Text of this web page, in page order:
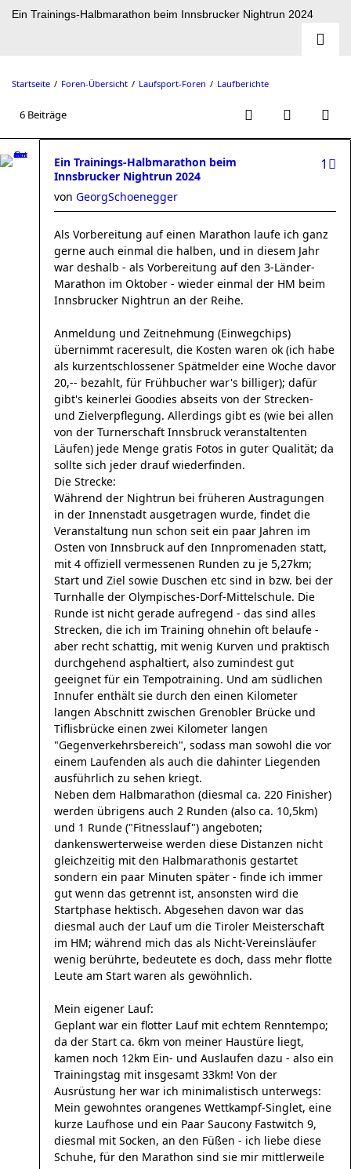
Ein Trainings-Halbmarathon beim Innsbrucker Nightrun 2024
Startseite Foren-Übersicht Laufsport-Foren Laufberichte
6 Beiträge
Ein Trainings-Halbmarathon beim
Innsbrucker Nightrun 2024
1
von GeorgSchoenegger
Als Vorbereitung auf einen Marathon laufe ich ganz
gerne auch einmal die halben, und in diesem Jahr
war deshalb - als Vorbereitung auf den 3-Länder-
Marathon im Oktober - wieder einmal der HM beim
Innsbrucker Nightrun an der Reihe.
Anmeldung und Zeitnehmung (Einwegchips)
übernimmt raceresult, die Kosten waren ok (ich habe
als kurzentschlossener Spätmelder eine Woche davor
20,-- bezahlt, für Frühbucher war's billiger); dafür
gibt's keinerlei Goodies abseits von der Strecken-
und Zielverpflegung. Allerdings gibt es (wie bei allen
von der Turnerschaft Innsbruck veranstaltenten
Läufen) jede Menge gratis Fotos in guter Qualität; da
sollte sich jeder drauf wiederfinden.
Die Strecke:
Während der Nightrun bei früheren Austragungen
in der Innenstadt ausgetragen wurde, findet die
Veranstaltung nun schon seit ein paar Jahren im
Osten von Innsbruck auf den Innpromenaden statt,
mit 4 offiziell vermessenen Runden zu je 5,27km;
Start und Ziel sowie Duschen etc sind in bzw. bei der
Turnhalle der Olympisches-Dorf-Mittelschule. Die
Runde ist nicht gerade aufregend - das sind alles
Strecken, die ich im Training ohnehin oft belaufe -
aber recht schattig, mit wenig Kurven und praktisch
durchgehend asphaltiert, also zumindest gut
geeignet für ein Tempotraining. Und am südlichen
Innufer enthält sie durch den einen Kilometer
langen Abschnitt zwischen Grenobler Brücke und
Tiflisbrücke einen zwei Kilometer langen
"Gegenverkehrsbereich", sodass man sowohl die vor
einem Laufenden als auch die dahinter Liegenden
ausführlich zu sehen kriegt.
Neben dem Halbmarathon (diesmal ca. 220 Finisher)
werden übrigens auch 2 Runden (also ca. 10,5km)
und 1 Runde ("Fitnesslauf") angeboten;
dankenswerterweise werden diese Distanzen nicht
gleichzeitig mit den Halbmarathonis gestartet
sondern ein paar Minuten später - finde ich immer
gut wenn das getrennt ist, ansonsten wird die
Startphase hektisch. Abgesehen davon war das
diesmal auch der Lauf um die Tiroler Meisterschaft
im HM; während mich das als Nicht-Vereinsläufer
wenig berührte, bedeutete es doch, dass mehr flotte
Leute am Start waren als gewöhnlich.
Mein eigener Lauf:
Geplant war ein flotter Lauf mit echtem Renntempo;
da der Start ca. 6km von meiner Haustüre liegt,
kamen noch 12km Ein- und Auslaufen dazu - also ein
Trainingstag mit insgesamt 33km! Von der
Ausrüstung her war ich minimalistisch unterwegs:
Mein gewohntes orangenes Wettkampf-Singlet, eine
kurze Laufhose und ein Paar Saucony Fastwitch 9,
diesmal mit Socken, an den Füßen - ich liebe diese
Schuhe, für den Marathon sind sie mir mittlerweile